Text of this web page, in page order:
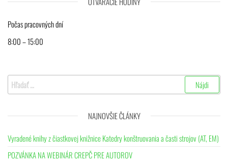
Počas pracovných dní
8:00 – 15:00
Hľadať:
NAJNOVŠIE ČLÁNKY
Vyradené knihy z čiastkovej knižnice Katedry konštruovania a časti strojov (AT, EM)
POZVÁNKA NA WEBINÁR CREPČ PRE AUTOROV